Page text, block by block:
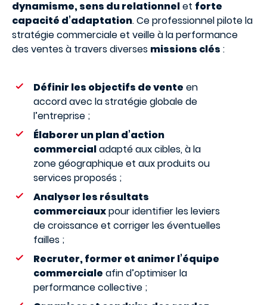
dynamisme, sens du relationnelet forte
capacité d’adaptation. Ce professionnel pilote la
stratégie commerciale et veille à la performance
des ventes à travers diverses missions clés :
Définir les objectifs de vente en
accord avec la stratégie globale de
l’entreprise ;
Élaborer un plan d’action
commercialadapté aux cibles, à la
zone géographique et aux produits ou
services proposés ;
Analyser les résultats
commerciauxpour identifier les leviers
de croissance et corriger les éventuelles
failles ;
Recruter, former et animer l’équipe
commerciale afin d’optimiser la
performance collective ;